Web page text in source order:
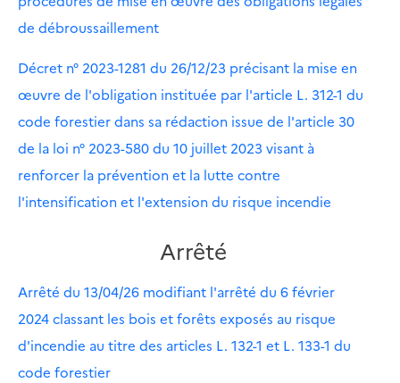
de débroussaillement
Décret n° 2023-1281 du 26/12/23 précisant la mise en
œuvre de l'obligation instituée par l'article L. 312-1 du
code forestier dans sa rédaction issue de l'article 30
de la loi n° 2023-580 du 10 juillet 2023 visant à
renforcer la prévention et la lutte contre
l'intensification et l'extension du risque incendie
Arrêté
Arrêté du 13/04/26 modifiant l'arrêté du 6 février
2024 classant les bois et forêts exposés au risque
d'incendie au titre des articles L. 132-1 et L. 133-1 du
code forestier